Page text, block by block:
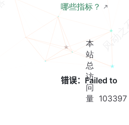
哪些指标？
本
站
总
访
问
量 103397